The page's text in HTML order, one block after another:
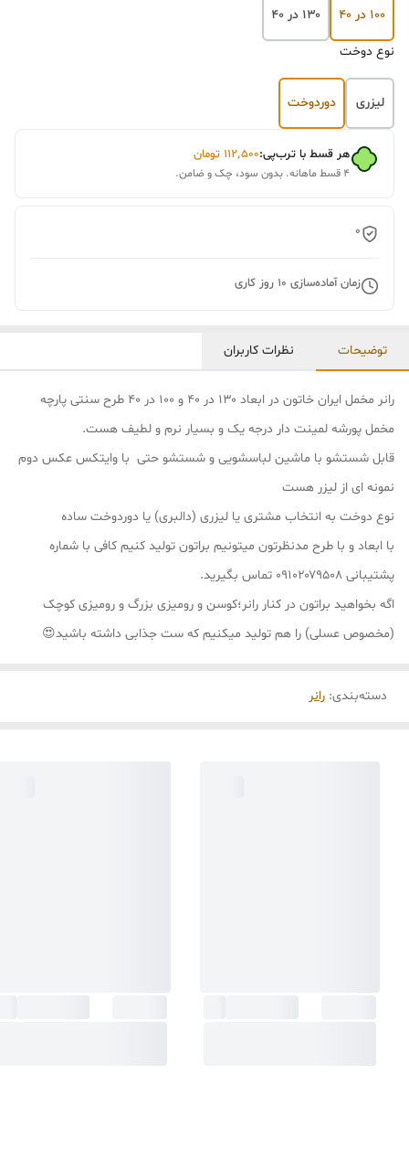
۱۰۰ در ۴۰ ۱۳۰ در ۴۰
نوع دوخت
لیزری دوردوخت
هر قسط با ترب‌پی:۱۱۲٬۵۰۰ تومان
۴ قسط ماهانه. بدون سود، چک و ضامن.
0
زمان آماده‌سازی 10 روز کاری
توضیحات نظرات کاربران
رانر مخمل ایران خاتون در ابعاد ۱۳۰ در ۴۰ و ۱۰۰ در ۴۰ طرح سنتی پارچه
مخمل پورشه لمینت دار درجه یک و بسیار نرم و لطیف هست.
قابل شستشو با ماشین لباسشویی و شستشو حتی با وایتکس عکس دوم
نمونه ای از لیزر هست
نوع دوخت به انتخاب مشتری یا لیزری (دالبری) یا دوردوخت ساده
با ابعاد و با طرح مدنظرتون میتونیم براتون تولید کنیم کافی با شماره
پشتیبانی ۰۹۱۰۲۰۷۹۵۰۸ تماس بگیرید.
اگه بخواهید براتون در کنار رانر؛کوسن و رومیزی بزرگ و رومیزی کوچک
(مخصوص عسلی) را هم تولید میکنیم که ست جذابی داشته باشید😍
دسته‌بندی: رانر